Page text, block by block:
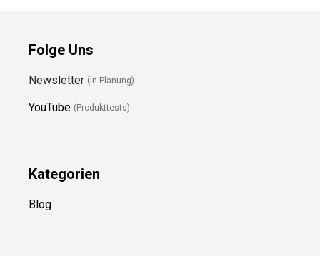
Folge Uns
Newsletter (in Planung)
YouTube (Produkttests)
Kategorien
Blog